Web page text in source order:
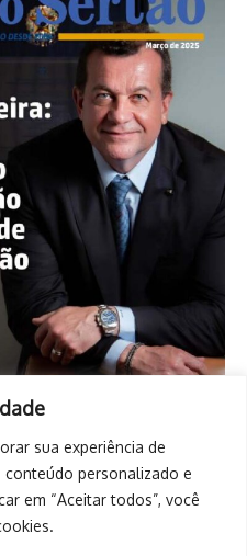
sua experiência de
conteúdo personalizado e
em “Aceitar todos”, você